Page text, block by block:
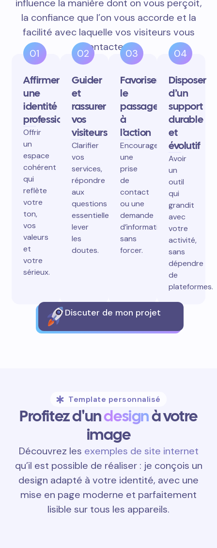
influence la manière dont on vous perçoit,
la confiance que l’on vous accorde et la
facilité avec laquelle vos visiteurs vous
contactent.
01
Affirmer
une
identité
professionnelle
Offrir
un
espace
cohérent
qui
reflète
votre
ton,
vos
valeurs
et
votre
sérieux.
02
Guider
et
rassurer
vos
visiteurs
Clarifier
vos
services,
répondre
aux
questions
essentielles,
lever
les
doutes.
03
Favoriser
le
passage
à
l’action
Encourager
une
prise
de
contact
ou une
demande
d’information
sans
forcer.
04
Disposer
d’un
support
durable
et
évolutif
Avoir
un
outil
qui
grandit
avec
votre
activité,
sans
dépendre
de
plateformes.
Discuter de mon projet
Template personnalisé
Profitez d'undesignà votre
image
Découvrez les exemples de site internet
qu’il est possible de réaliser : je conçois un
design adapté à votre identité, avec une
mise en page moderne et parfaitement
lisible sur tous les appareils.